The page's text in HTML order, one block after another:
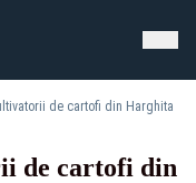
de cartofi din Harghita
de cartofi din